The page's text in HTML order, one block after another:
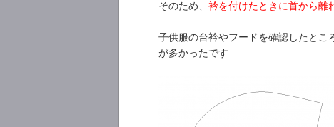
そのため、 衿を付けたときに首から離
子供服の台衿やフードを確認したと
が多かったです